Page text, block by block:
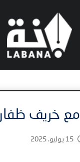
مع خريف ظفار
15 يوليو، 2025